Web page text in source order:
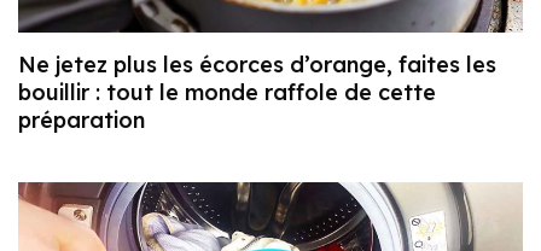
Ne jetez plus les écorces d’orange, faites les
bouillir : tout le monde raffole de cette
préparation